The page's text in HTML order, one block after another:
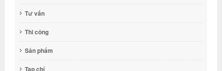
Tư vấn
Thi công
Sản phẩm
Tạp chí